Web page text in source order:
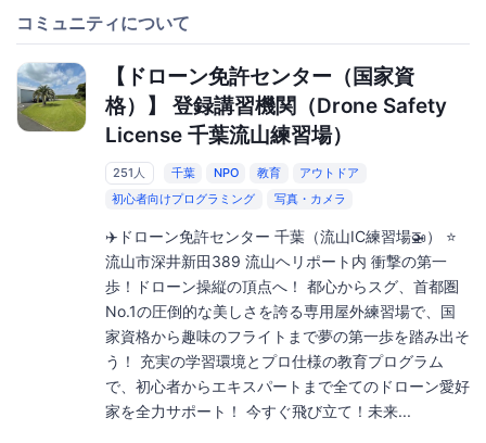
コミュニティについて
【ドローン免許センター（国家資
格）】 登録講習機関（Drone Safety
License 千葉流山練習場）
251人 千葉 NPO 教育
アウトドア
初心者向けプログラミング
写真・カメラ
✈️ドローン免許センター 千葉（流山IC練習場🚁） ⭐️
流山市深井新田389 流山ヘリポート内 衝撃の第一
歩！ドローン操縦の頂点へ！ 都心からスグ、首都圏
No.1の圧倒的な美しさを誇る専用屋外練習場で、国
家資格から趣味のフライトまで夢の第一歩を踏み出そ
う！ 充実の学習環境とプロ仕様の教育プログラム
で、初心者からエキスパートまで全てのドローン愛好
家を全力サポート！ 今すぐ飛び立て！未来...